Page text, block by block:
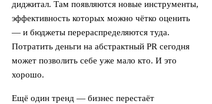
диджитал. Там появляются новые инструменты,
эффективность которых можно чётко оценить
— и бюджеты перераспределяются туда.
Потратить деньги на абстрактный PR сегодня
может позволить себе уже мало кто. И это
хорошо.
Ещё один тренд — бизнес перестаёт